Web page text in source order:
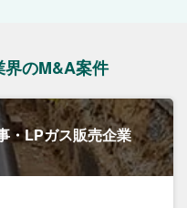
のM&A案件
・LPガス販売企業